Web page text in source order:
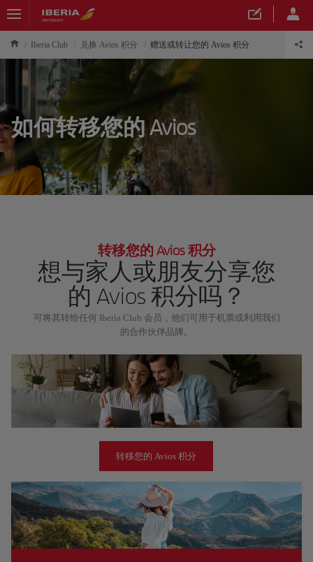
Iberia Club 兑换 Avios 积分 赠送或转让您的 Avios 积分
如何转移您的 Avios
转移您的 Avios 积分
想与家人或朋友分享您
的 Avios 积分吗？
可将其转给任何 Iberia Club 会员，他们可用于机票或利用我们
的合作伙伴品牌。
转移您的 Avios 积分